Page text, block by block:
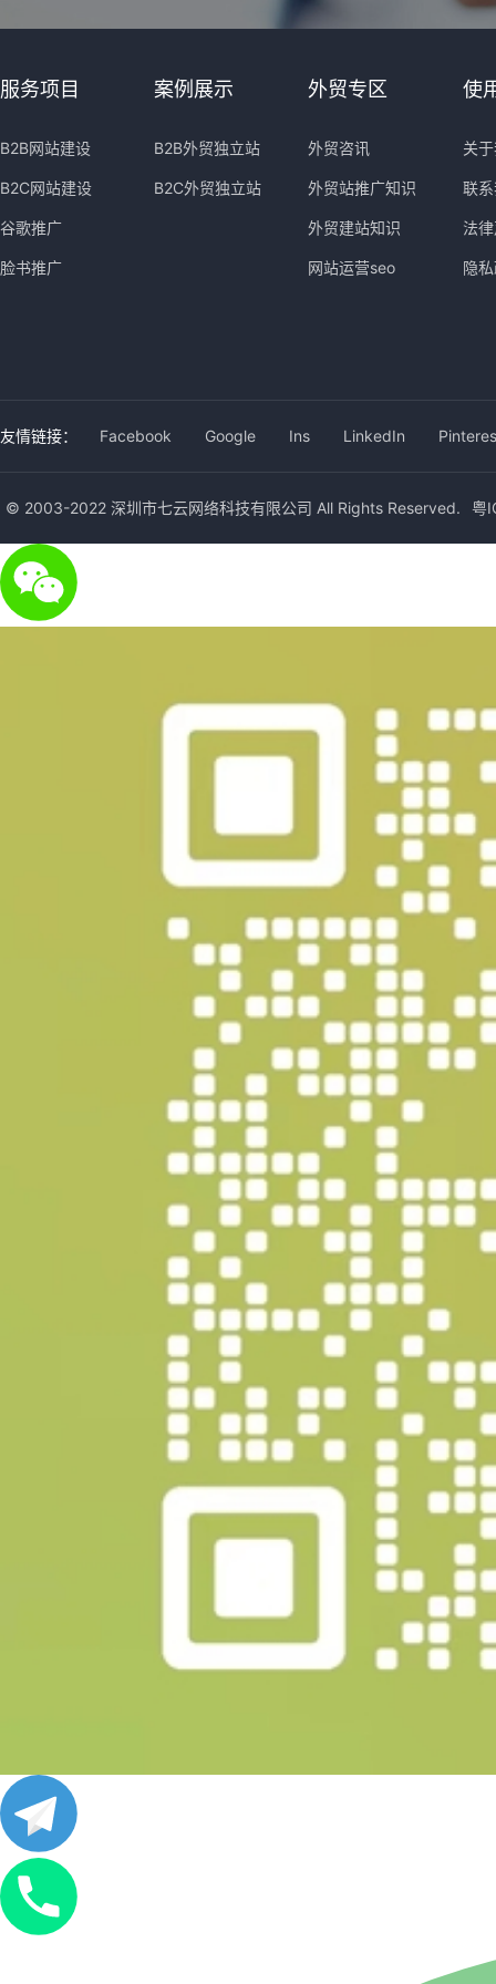
服务项目
B2B网站建设
B2C网站建设
谷歌推广
脸书推广
案例展示
B2B外贸独立站
B2C外贸独立站
外贸专区
外贸咨讯
外贸站推广知识
外贸建站知识
网站运营seo
使
关
联
法
隐
友情链接： Facebook Google Ins LinkedIn
© 2003-2022 深圳市七云网络科技有限公司 All Rights Reserved. 粤